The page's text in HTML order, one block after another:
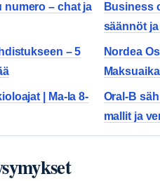
numero – chat ja
Business
säännöt
– 5
Nordea
| Ma-la 8-
Oral-B
mallit ja